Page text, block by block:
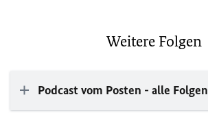
Weitere Folgen
Podcast vom Posten - alle Folgen